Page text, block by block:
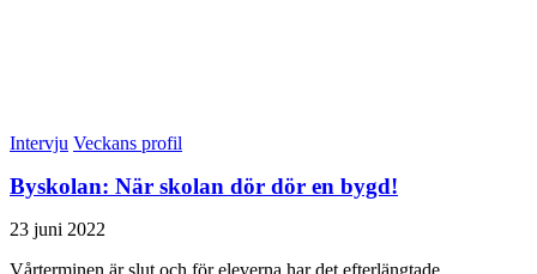
Intervju Veckans profil
Byskolan: När skolan dör dör en bygd!
23 juni 2022
Vårterminen är slut och för eleverna har det efterlängtade